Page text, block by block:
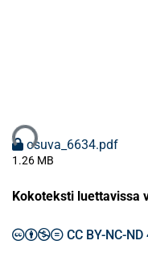
osuva_6634.pdf
1.26 MB
Kokoteksti luettavissa
CC BY-NC-ND